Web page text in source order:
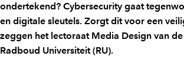
ondertekend? Cybersecurity gaat
en digitale sleutels. Zorgt dit voor een
zeggen het lectoraat Media Design van
Radboud Universiteit (RU).